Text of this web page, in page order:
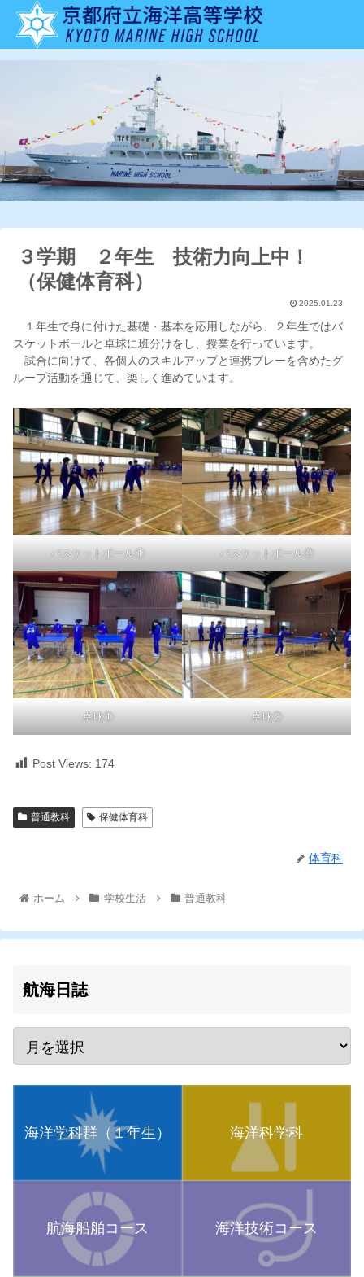
３学期 ２年生 技術力向上中！
（保健体育科）
2025.01.23
１年生で身に付けた基礎・基本を応用しながら、２年生ではバ
スケットボールと卓球に班分けをし、授業を行っています。
試合に向けて、各個人のスキルアップと連携プレーを含めたグ
ループ活動を通じて、楽しく進めています。
バスケットボール① バスケットボール②
卓球① 卓球②
Post Views: 174
普通教科 保健体育科
体育科
ホーム 学校生活 普通教科
航海日誌
海洋学科群（１年生） 海洋科学科
航海船舶コース 海洋技術コース